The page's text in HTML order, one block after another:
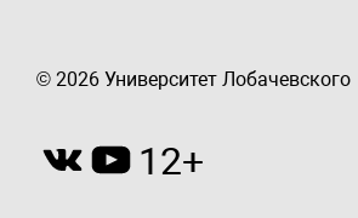
© 2026 Университет Лобачевского
12+